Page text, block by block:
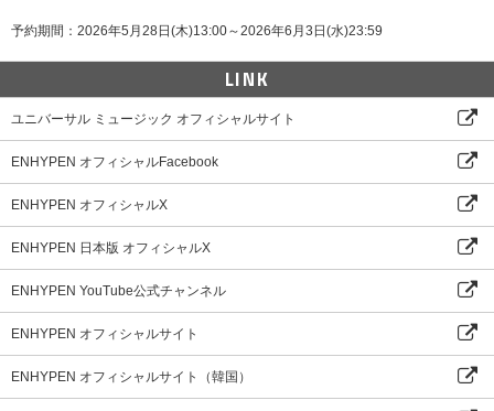
予約期間：2026年5月28日(木)13:00～2026年6月3日(水)23:59
LINK
ユニバーサル ミュージック オフィシャルサイト
ENHYPEN オフィシャルFacebook
ENHYPEN オフィシャルX
ENHYPEN 日本版 オフィシャルX
ENHYPEN YouTube公式チャンネル
ENHYPEN オフィシャルサイト
ENHYPEN オフィシャルサイト（韓国）